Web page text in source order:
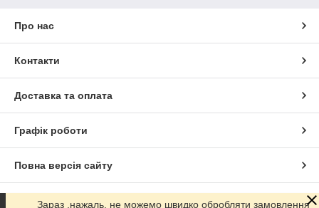
Про нас
Контакти
Доставка та оплата
Графік роботи
Повна версія сайту
Сайт створено на маркетплейсіProm.ua
Зараз ,нажаль, не можемо швидко обробляти замовлення